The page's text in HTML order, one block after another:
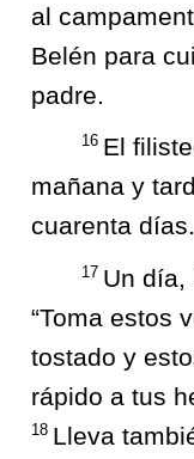
al
Belén para
padre.
16 El
mañana y
cuarenta días.
17 Un día,
“Toma estos
tostado y
rápido a tus
18 Lleva